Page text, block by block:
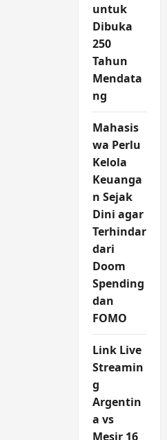
untuk
Dibuka
250
Tahun
Mendata
ng
Mahasis
wa Perlu
Kelola
Keuanga
n Sejak
Dini agar
Terhindar
dari
Doom
Spending
dan
FOMO
Link Live
Streamin
g
Argentin
a vs
Mesir 16